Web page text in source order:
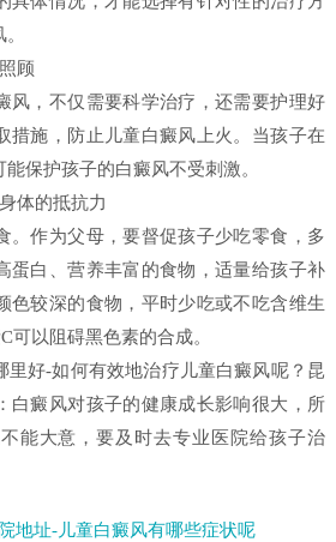
顾
，不仅需要科学治疗，还需要护理好
措施，防止儿童白癜风上火。当孩子在
保护孩子的白癜风不受刺激。
体的抵抗力
作为父母，要督促孩子少吃零食，多
蛋白、营养丰富的食物，适量给孩子补
色较深的食物，平时少吃或不吃含维生
可以阻碍黑色素的合成。
好-如何有效地治疗儿童白癜风呢？昆
白癜风对孩子的健康成长影响很大，所
能大意，要及时去专业医院给孩子治
地址-儿童白癜风有哪些症状呢